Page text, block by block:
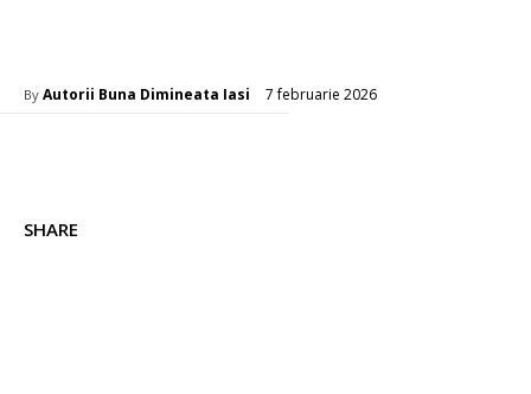
By Autorii Buna Dimineata Iasi 7 februarie 2026
SHARE